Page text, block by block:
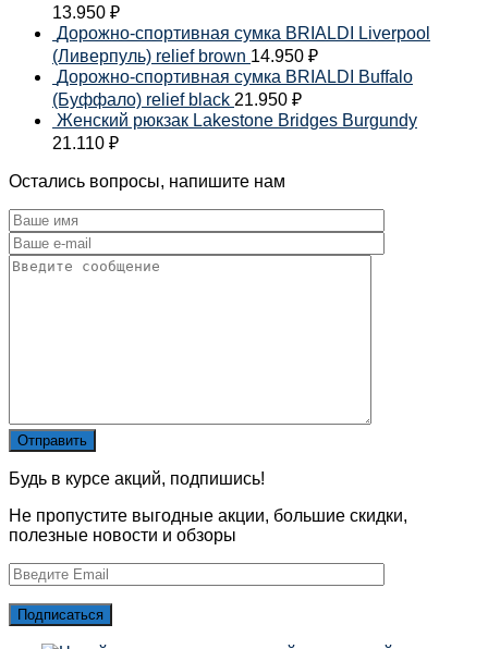
13.950 ₽
Дорожно-спортивная сумка BRIALDI Liverpool
(Ливерпуль) relief brown 14.950 ₽
Дорожно-спортивная сумка BRIALDI Buffalo
(Буффало) relief black 21.950 ₽
Женский рюкзак Lakestone Bridges Burgundy
21.110 ₽
Остались вопросы, напишите нам
Будь в курсе акций, подпишись!
Не пропустите выгодные акции, большие скидки,
полезные новости и обзоры